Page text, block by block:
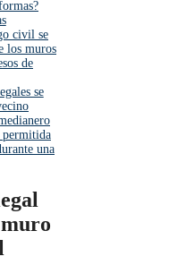
civil se
los muros
de
se
permitida
una